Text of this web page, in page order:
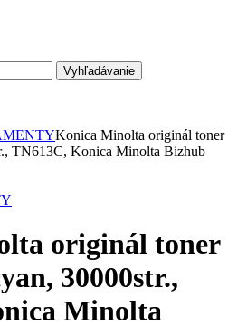
Vyhľadávanie
Konica Minolta originál toner
TN613C, Konica Minolta Bizhub
originál toner
30000str.,
Minolta